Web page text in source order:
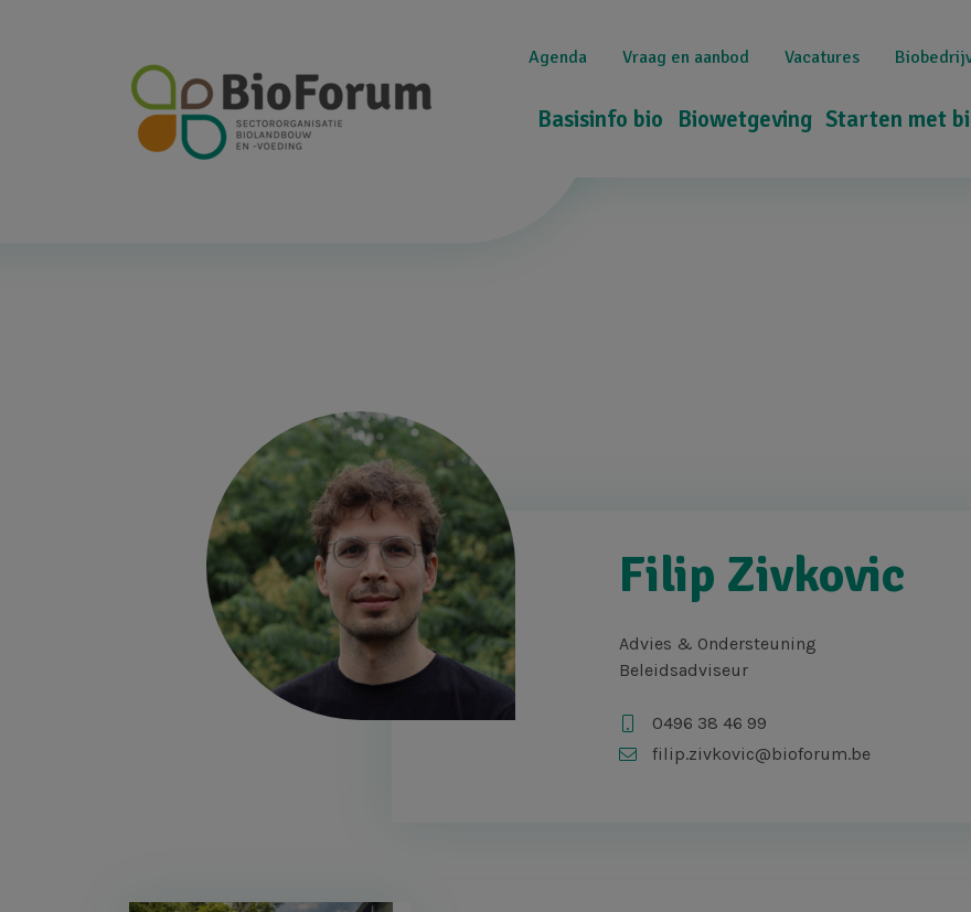
naar
inhoud
Hoofdnavigatie
Basisinfo bio Biowetgeving Starten met
Top
Agenda Vraag en aanbod Vacatures
Afbeelding
Filip Zivkovic
Advies & Ondersteuning
Beleidsadviseur
0496 38 46 99
filip.zivkovic@bioforum.be